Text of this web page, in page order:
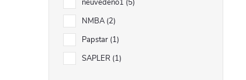
neuvedeno1 5
NMBA 2
Papstar 1
SAPLER 1